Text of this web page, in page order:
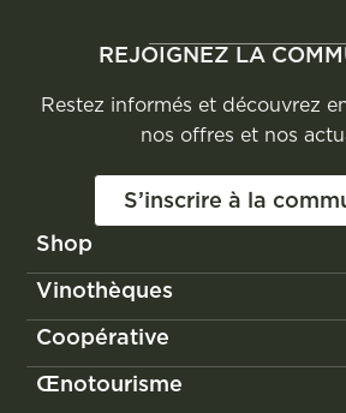
REJOIGNEZ LA
Restez informés et découvrez
nos offres et nos
S’inscrire à la
Shop
Vignum
Les Vignerons de Domaines
Poll-Fabaire
Château Edmond de la Fontaine
Vinothèques
Remerschen
Wellenstein
Wormeldange
Coopérative
Notre histoire
Œnotourisme